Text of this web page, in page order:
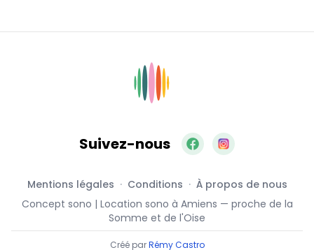
Suivez-nous
Mentions légales Conditions
À propos de nous
Concept sono | Location sono à Amiens — proche de la
Somme et de l'Oise
Créé parRémy Castro